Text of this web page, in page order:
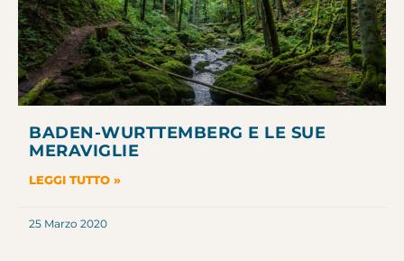
BADEN-WURTTEMBERG E LE SUE
MERAVIGLIE
LEGGI TUTTO »
25 Marzo 2020